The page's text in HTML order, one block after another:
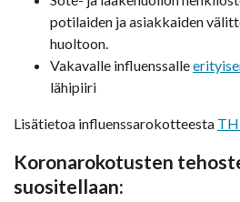
potilaiden ja asiakkaiden
huoltoon.
Vakavalle influenssalle
lähipiiri
Lisätietoa influenssarokotteesta
Koronarokotusten
suositellaan: